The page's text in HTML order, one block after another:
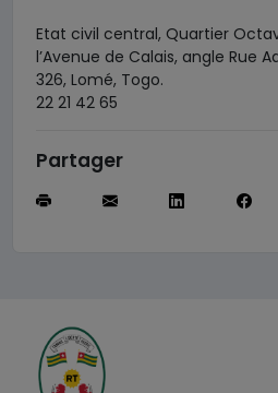
Etat civil central, Quartier
l’Avenue de Calais, angle Rue
326, Lomé, Togo.
22 21 42 65
Partager